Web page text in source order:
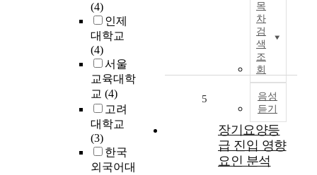
(4)
인제
대학교
(4)
서울
교육대학
교 (4)
고려
대학교
(3)
한국
외국어대
e
목
차
검
색
조
회
음성
듣기
5
장기요양등
급 진입 영향
요인 분석